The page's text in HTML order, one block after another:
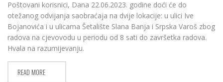
Poštovani korisnici, Dana 22.06.2023. godine doći će do
otežanog odvijanja saobraćaja na dvije lokacije: u ulici Ive
Bojanovića i u ulicama Šetalište Slana Banja i Srpska Varoš zbog
radova na cjevovodu u periodu od 8 sati do završetka radova.
Hvala na razumijevanju.
READ MORE